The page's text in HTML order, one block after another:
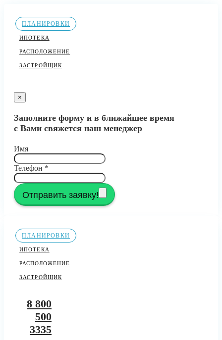
ПЛАНИРОВКИ
ИПОТЕКА
РАСПОЛОЖЕНИЕ
ЗАСТРОЙЩИК
×
Заполните форму и в ближайшее время
с Вами свяжется наш менеджер
Имя
Телефон *
Отправить заявку!
ПЛАНИРОВКИ
ИПОТЕКА
РАСПОЛОЖЕНИЕ
ЗАСТРОЙЩИК
8 800
500
3335